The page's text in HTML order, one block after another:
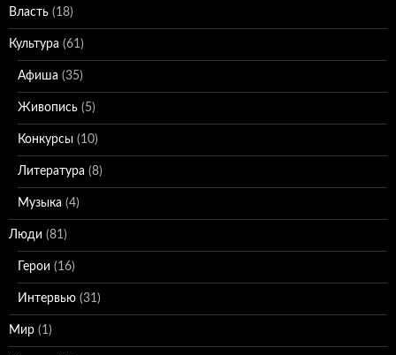
Власть (18)
Культура (61)
Афиша (35)
Живопись (5)
Конкурсы (10)
Литература (8)
Музыка (4)
Люди (81)
Герои (16)
Интервью (31)
Мир (1)